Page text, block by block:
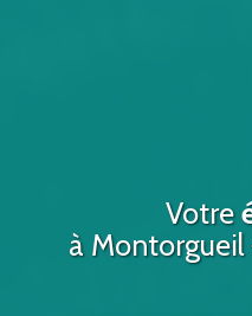
Votre
à Montorgueil